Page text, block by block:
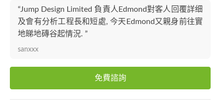
“Jump Design Limited 負責人Edmond對客人回覆詳细
及會有分析工程長和短處, 今天Edmond又親身前往實
地睇地磚谷起情況. ”
sanxxx
免費諮詢